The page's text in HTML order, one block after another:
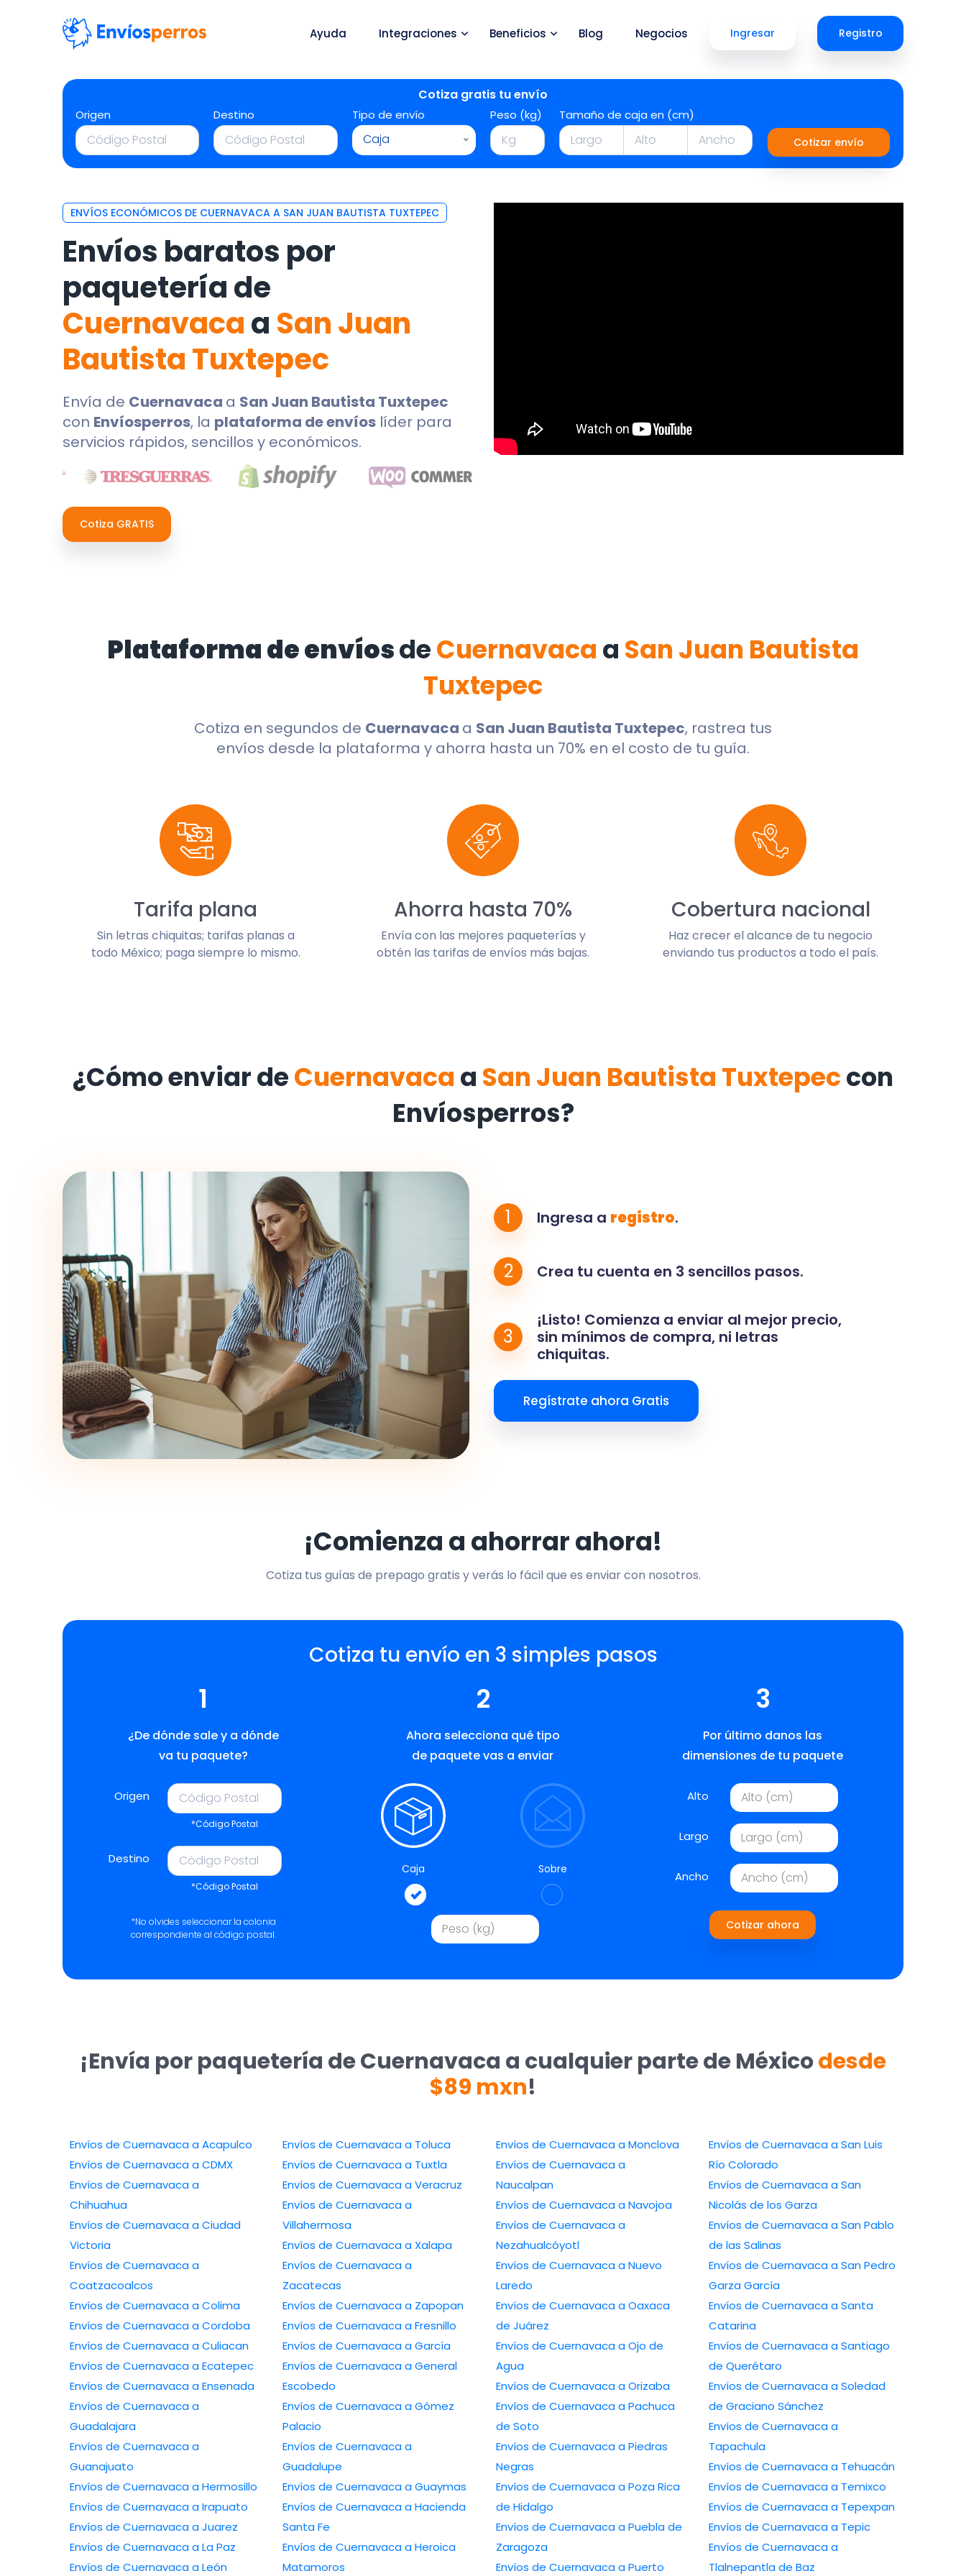
Ayuda Integraciones Beneficios Blog Negocios Ingresar Registro
Cotiza gratis tu envío
Origen Destino Tipo de envío
Caja
Peso (kg) Tamaño de caja en (cm)
Cotizar envío
ENVÍOS ECONÓMICOS DE CUERNAVACA A SAN JUAN BAUTISTA TUXTEPEC
Envíos baratos por
paquetería de
Cuernavacaa San Juan
Bautista Tuxtepec
Envía de Cuernavaca a San Juan Bautista Tuxtepec
con Envíosperros, la plataforma de envíos líder para
servicios rápidos, sencillos y económicos.
Cotiza GRATIS
Plataforma de envíosdeCuernavaca a San Juan Bautista
Tuxtepec
Cotiza en segundos de Cuernavaca a San Juan Bautista Tuxtepec, rastrea tus
envíos desde la plataforma y ahorra hasta un 70% en el costo de tu guía.
Tarifa plana
Sin letras chiquitas; tarifas planas a
todo México; paga siempre lo mismo.
Ahorra hasta 70%
Envía con las mejores paqueterías y
obtén las tarifas de envíos más bajas.
Cobertura nacional
Haz crecer el alcance de tu negocio
enviando tus productos a todo el país.
¿Cómo enviar deCuernavaca a San Juan Bautista Tuxtepeccon
Envíosperros?
1 Ingresa a registro.
2 Crea tu cuenta en 3 sencillos pasos.
3
¡Listo! Comienza a enviar al mejor precio,
sin mínimos de compra, ni letras
chiquitas.
Regístrate ahora Gratis
¡Comienza a ahorrar ahora!
Cotiza tus guías de prepago gratis y verás lo fácil que es enviar con nosotros.
Cotiza tu envío en 3 simples pasos
1
¿De dónde sale y a dónde
va tu paquete?
Origen
*Código Postal
Destino
*Código Postal
*No olvides seleccionar la colonia
correspondiente al código postal.
2
Ahora selecciona qué tipo
de paquete vas a enviar
Caja Sobre
3
Por último danos las
dimensiones de tu paquete
Alto
Largo
Ancho
Cotizar ahora
¡Envía por paquetería de Cuernavaca a cualquier parte de Méxicodesde
$89 mxn!
Envíos de Cuernavaca a Acapulco
Envíos de Cuernavaca a CDMX
Envíos de Cuernavaca a
Chihuahua
Envíos de Cuernavaca a Ciudad
Victoria
Envíos de Cuernavaca a
Coatzacoalcos
Envíos de Cuernavaca a Colima
Envíos de Cuernavaca a Cordoba
Envíos de Cuernavaca a Culiacan
Envíos de Cuernavaca a Ecatepec
Envíos de Cuernavaca a Ensenada
Envíos de Cuernavaca a
Guadalajara
Envíos de Cuernavaca a
Guanajuato
Envíos de Cuernavaca a Hermosillo
Envíos de Cuernavaca a Irapuato
Envíos de Cuernavaca a Juarez
Envíos de Cuernavaca a La Paz
Envíos de Cuernavaca a León
Envíos de Cuernavaca a Toluca
Envíos de Cuernavaca a Tuxtla
Envíos de Cuernavaca a Veracruz
Envíos de Cuernavaca a
Villahermosa
Envíos de Cuernavaca a Xalapa
Envíos de Cuernavaca a
Zacatecas
Envíos de Cuernavaca a Zapopan
Envíos de Cuernavaca a Fresnillo
Envíos de Cuernavaca a García
Envíos de Cuernavaca a General
Escobedo
Envíos de Cuernavaca a Gómez
Palacio
Envíos de Cuernavaca a
Guadalupe
Envíos de Cuernavaca a Guaymas
Envíos de Cuernavaca a Hacienda
Santa Fe
Envíos de Cuernavaca a Heroica
Matamoros
Envíos de Cuernavaca a Monclova
Envíos de Cuernavaca a
Naucalpan
Envíos de Cuernavaca a Navojoa
Envíos de Cuernavaca a
Nezahualcóyotl
Envíos de Cuernavaca a Nuevo
Laredo
Envíos de Cuernavaca a Oaxaca
de Juárez
Envíos de Cuernavaca a Ojo de
Agua
Envíos de Cuernavaca a Orizaba
Envíos de Cuernavaca a Pachuca
de Soto
Envíos de Cuernavaca a Piedras
Negras
Envíos de Cuernavaca a Poza Rica
de Hidalgo
Envíos de Cuernavaca a Puebla de
Zaragoza
Envíos de Cuernavaca a Puerto
Envíos de Cuernavaca a San Luis
Río Colorado
Envíos de Cuernavaca a San
Nicolás de los Garza
Envíos de Cuernavaca a San Pablo
de las Salinas
Envíos de Cuernavaca a San Pedro
Garza García
Envíos de Cuernavaca a Santa
Catarina
Envíos de Cuernavaca a Santiago
de Querétaro
Envíos de Cuernavaca a Soledad
de Graciano Sánchez
Envíos de Cuernavaca a
Tapachula
Envíos de Cuernavaca a Tehuacán
Envíos de Cuernavaca a Temixco
Envíos de Cuernavaca a Tepexpan
Envíos de Cuernavaca a Tepic
Envíos de Cuernavaca a
Tlalnepantla de Baz